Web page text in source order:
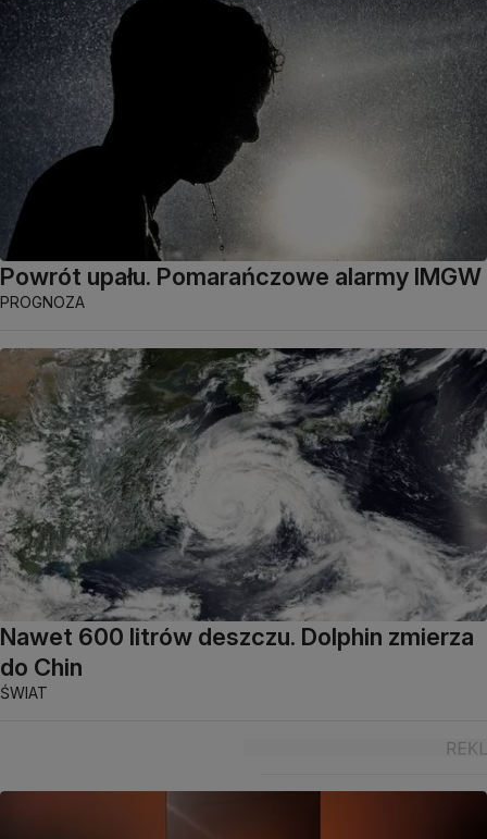
Powrót upału. Pomarańczowe alarmy IMGW
PROGNOZA
Nawet 600 litrów deszczu. Dolphin zmierza
do Chin
ŚWIAT